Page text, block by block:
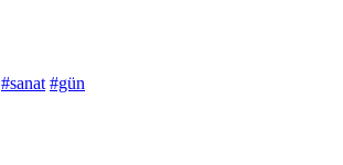
#sanat #gün